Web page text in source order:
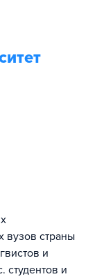
вузов страны
и
студентов и